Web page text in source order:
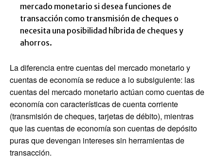
mercado monetario si desea funciones de
transacción como transmisión de cheques o
necesita una posibilidad híbrida de cheques y
ahorros.
La diferencia entre cuentas del mercado monetario y
cuentas de economía se reduce a lo subsiguiente: las
cuentas del mercado monetario actúan como cuentas de
economía con características de cuenta corriente
(transmisión de cheques, tarjetas de débito), mientras
que las cuentas de economía son cuentas de depósito
puras que devengan intereses sin herramientas de
transacción.